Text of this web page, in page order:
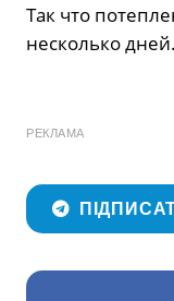
Так что
несколько дней.
РЕКЛАМА